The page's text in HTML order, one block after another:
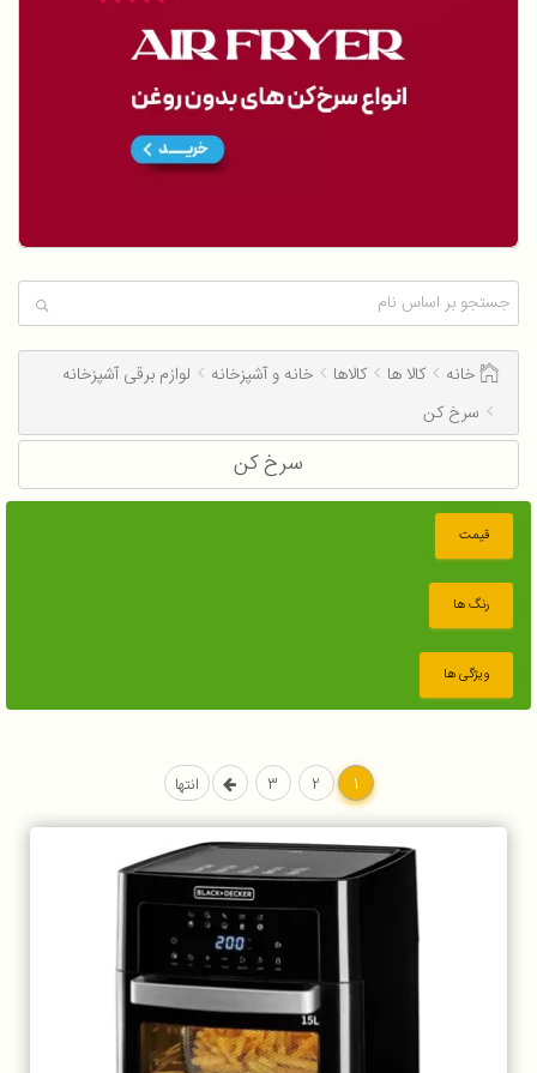
خانه کالا ها کالاها خانه و آشپزخانه
لوازم برقی آشپزخانه
سرخ کن
سرخ کن
قیمت
رنگ ها
ویژگی ها
2
3 انتها